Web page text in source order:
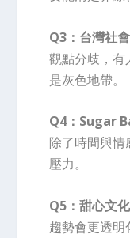
Q3：台灣社
觀點分歧，有
是灰色地帶。
Q4：Sugar
除了時間與
壓力。
Q5：甜心文
趨勢會更透